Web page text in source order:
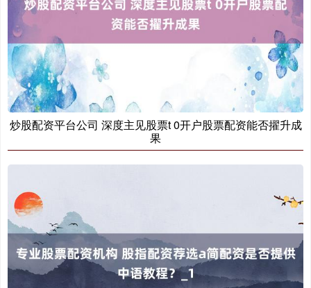
创业板指 +1.35%
基金指数
炒股配资平台公司 深度主见股票t 0开户股票配资能否擢升成
果